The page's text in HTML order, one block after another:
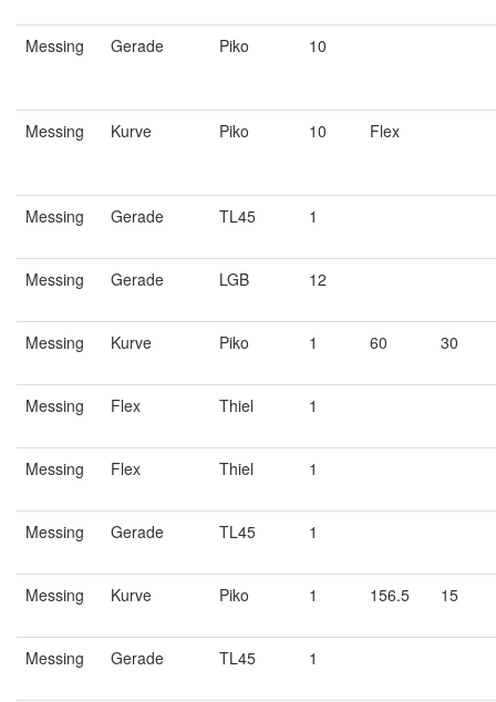
Messing Gerade Piko 10
Messing Kurve Piko 10 Flex
Messing Gerade TL45 1
Messing Gerade LGB 12
Messing Kurve Piko 1 60 30
Messing Flex Thiel 1
Messing Flex Thiel 1
Messing Gerade TL45 1
Messing Kurve Piko 1 156.5 15
Messing Gerade TL45 1